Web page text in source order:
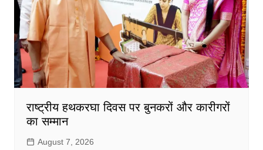
राष्ट्रीय हथकरघा दिवस पर बुनकरों और कारीगरों
का सम्मान
August 7, 2026